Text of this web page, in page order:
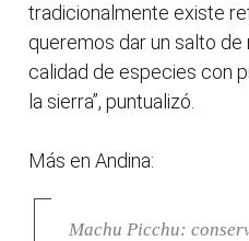
tradicionalmente existe
queremos dar un salto
calidad de especies con
la sierra”, puntualizó.
Más en Andina:
Machu Picchu: